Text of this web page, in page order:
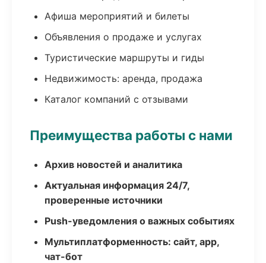
Афиша мероприятий и билеты
Объявления о продаже и услугах
Туристические маршруты и гиды
Недвижимость: аренда, продажа
Каталог компаний с отзывами
Преимущества работы с нами
Архив новостей и аналитика
Актуальная информация 24/7,
проверенные источники
Push-уведомления о важных событиях
Мультиплатформенность: сайт, app,
чат-бот